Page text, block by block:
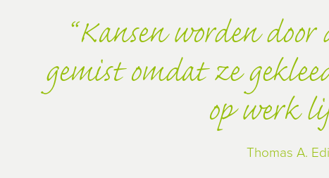
Kansen worden door
gemist omdat ze
op werk
Thomas A.